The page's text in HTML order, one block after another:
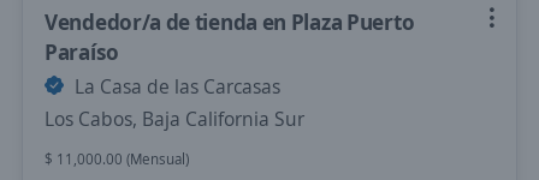
Vendedor/a de tienda en Plaza Puerto
Paraíso
La Casa de las Carcasas
Los Cabos, Baja California Sur
$ 11,000.00 (Mensual)